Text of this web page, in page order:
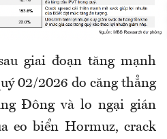
giai đoạn tăng mạnh
02/2026 do căng thẳng
Đông và lo ngại gián
eo biển Hormuz, crack